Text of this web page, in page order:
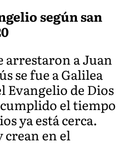
según san
arrestaron a Juan
se fue a Galilea
Evangelio de Dios
cumplido el tiempo
ya está cerca.
crean en el